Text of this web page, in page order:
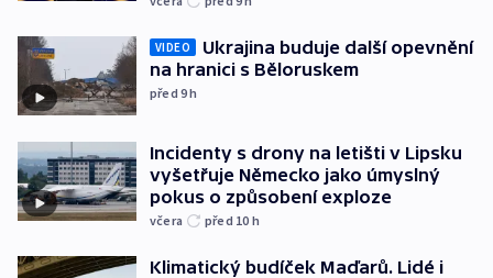
VIDEO
Ukrajina buduje další opevnění
na hranici s Běloruskem
před 9h
Incidenty s drony na letišti v Lipsku
vyšetřuje Německo jako úmyslný
pokus o způsobení exploze
včera před 10 h
Klimatický budíček Maďarů. Lidé i